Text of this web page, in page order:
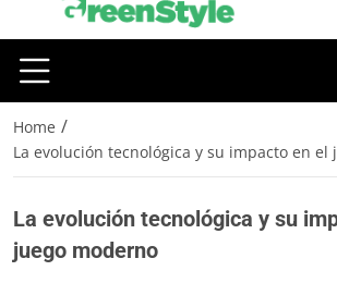
Home /
La evolución tecnológica y su impacto en el
La evolución tecnológica y su
juego moderno